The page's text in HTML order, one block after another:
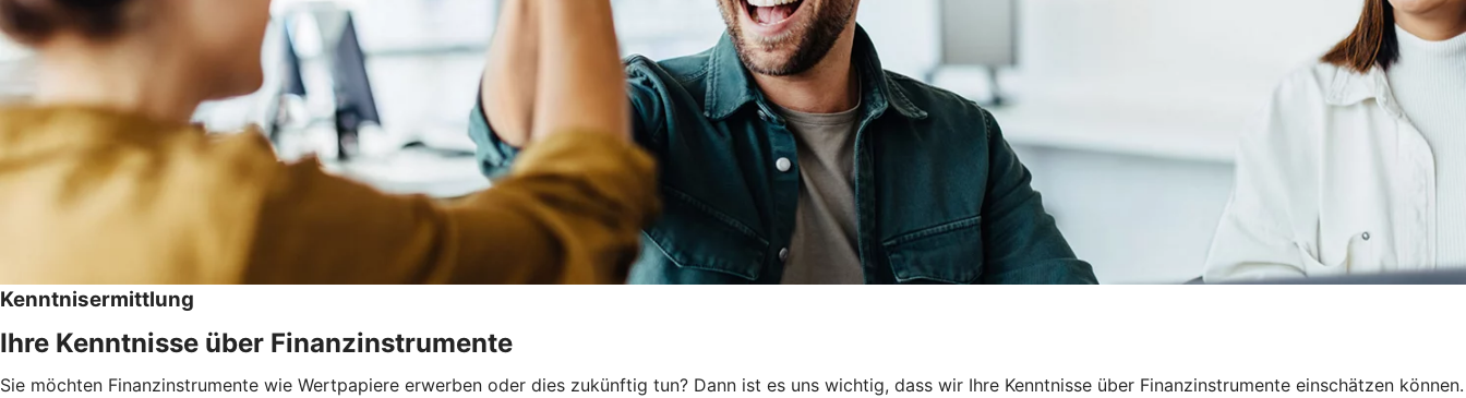
Kenntnisermittlung
Ihre Kenntnisse über Finanzinstrumente
Sie möchten Finanzinstrumente wie Wertpapiere erwerben oder dies zukünftig tun? Dann ist es uns wichtig, dass wir Ihre Kenntnisse über Finanzinstrumente einschätzen können.